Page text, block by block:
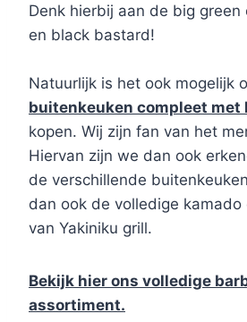
Denk hierbij aan de big green
en black bastard!
Natuurlijk is het ook mogelijk
buitenkeuken compleet met
kopen. Wij zijn fan van het
Hiervan zijn we dan ook
de verschillende
dan ook de volledige kamado
van Yakiniku grill.
Bekijk hier ons volledige
assortiment.